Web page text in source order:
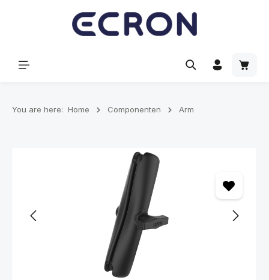
You are here: Home Componenten Arm